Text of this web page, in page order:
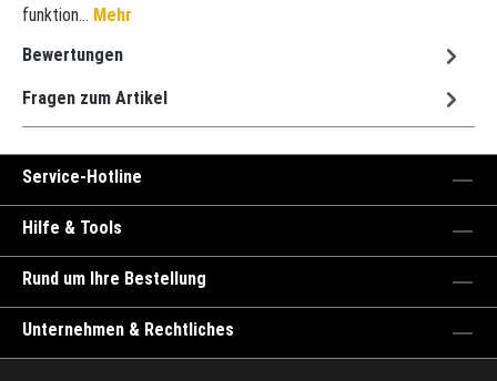
funktion… Mehr
Bewertungen
Fragen zum Artikel
Service-Hotline
Hilfe & Tools
Rund um Ihre Bestellung
Unternehmen & Rechtliches